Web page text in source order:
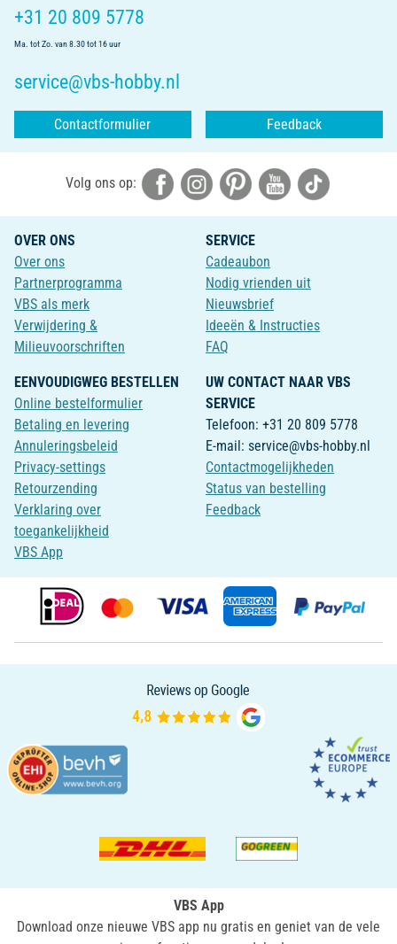
+31 20 809 5778
Ma. tot Zo. van 8.30 tot 16 uur
service@vbs-hobby.nl
Contactformulier Feedback
Volg ons op:
OVER ONS
Over ons
Partnerprogramma
VBS als merk
Verwijdering &
Milieuvoorschriften
SERVICE
Cadeaubon
Nodig vrienden uit
Nieuwsbrief
Ideeën & Instructies
FAQ
EENVOUDIGWEG BESTELLEN
Online bestelformulier
Betaling en levering
Annuleringsbeleid
Privacy-settings
Retourzending
Verklaring over
toegankelijkheid
VBS App
UW CONTACT NAAR VBS
SERVICE
Telefoon: +31 20 809 5778
E-mail: service@vbs-hobby.nl
Contactmogelijkheden
Status van bestelling
Feedback
VBS App
Download onze nieuwe VBS app nu gratis en geniet van de vele